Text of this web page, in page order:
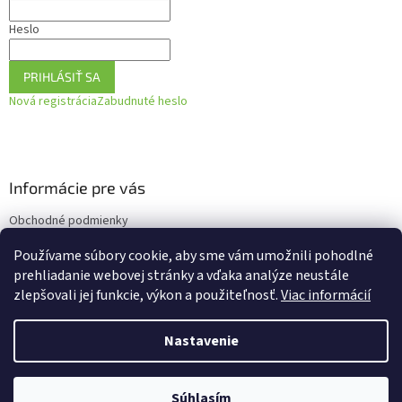
Používame súbory cookie, aby sme vám umožnili pohodlné
prehliadanie webovej stránky a vďaka analýze neustále
zlepšovali jej funkcie, výkon a použiteľnosť.Viac informácií
Nastavenie
Heslo
PRIHLÁSIŤ SA
Nová registráciaZabudnuté heslo
Informácie pre vás
Obchodné podmienky
Ako vrátiť tovar
Vytvoril Shoptet